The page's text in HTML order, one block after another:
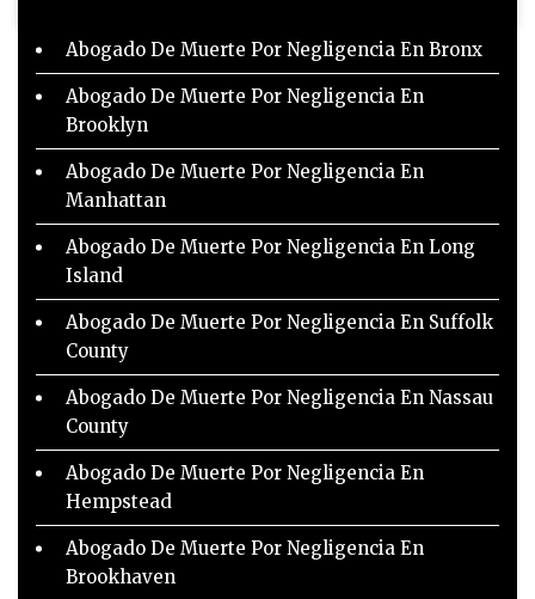
Abogado De Muerte Por Negligencia En Bronx
Abogado De Muerte Por Negligencia En
Brooklyn
Abogado De Muerte Por Negligencia En
Manhattan
Abogado De Muerte Por Negligencia En Long
Island
Abogado De Muerte Por Negligencia En Suffolk
County
Abogado De Muerte Por Negligencia En Nassau
County
Abogado De Muerte Por Negligencia En
Hempstead
Abogado De Muerte Por Negligencia En
Brookhaven